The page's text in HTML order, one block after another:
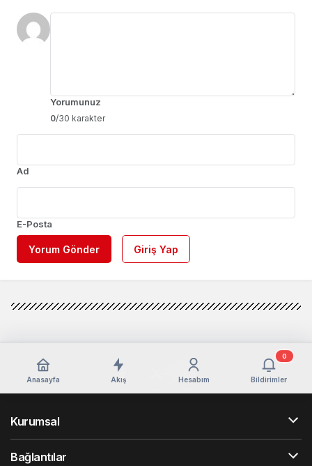
Yorumunuz
0/30 karakter
Ad
E-Posta
Yorum Gönder Giriş Yap
Anasayfa Akış Hesabım Bildirimler
0
Kurumsal
Bağlantılar